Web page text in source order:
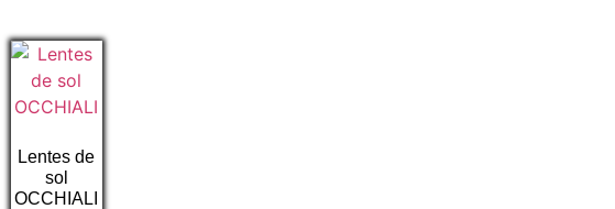
Lentes de
sol
OCCHIALI